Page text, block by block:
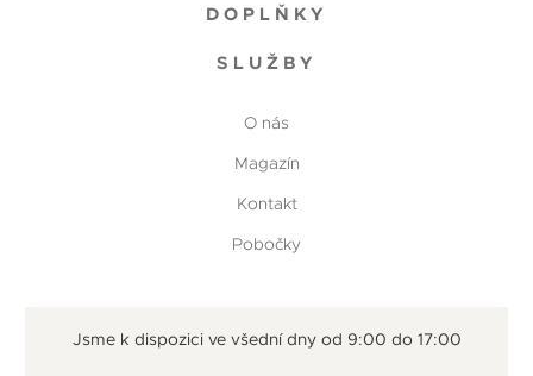
DOPLŇKY
SLUŽBY
O nás
Magazín
Kontakt
Pobočky
Jsme k dispozici ve všední dny od 9:00 do 17:00